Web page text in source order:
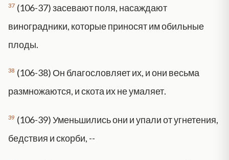
37 (106-37) засевают поля, насаждают
виноградники, которые приносят им обильные
плоды.
38 (106-38) Он благословляет их, и они весьма
размножаются, и скота их не умаляет.
39 (106-39) Уменьшились они и упали от угнетения,
бедствия и скорби, --